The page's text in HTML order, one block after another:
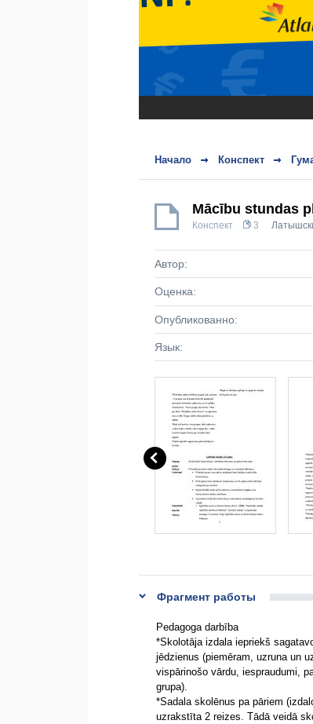
Начало Конспект
Mācību stundas
Конспект 3
Автор:
Оценка:
Опубликованно:
Язык:
Фрагмент работы
Pedagoga darbība
*Skolotāja izdala iepriekš
jēdzienus (piemēram, uzruna un
vispārinošo vārdu, iespraudumi,
grupa).
*Sadala skolēnus pa pāriem
uzrakstīta 2 reizes. Tādā veidā